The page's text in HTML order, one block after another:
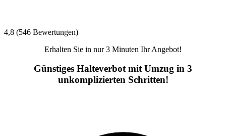
4,8 (546 Bewertungen)
Erhalten Sie in nur 3 Minuten Ihr Angebot!
Günstiges Halteverbot mit Umzug in 3
unkomplizierten Schritten!